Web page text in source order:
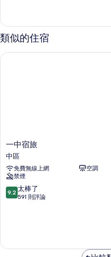
無
停
車
位
雙
床
房-
停
類似的住宿
一
中
宿
旅
中
區
一中宿旅
中區
免費無線上網
空調
禁煙
9.2
分，
棒
9.2 太棒了
591 則評論
一中宿旅